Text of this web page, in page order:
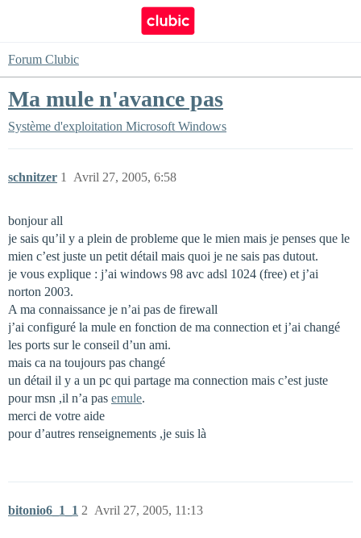
Forum Clubic
Ma mule n'avance pas
Système d'exploitation Microsoft Windows
schnitzer Avril 27, 2005, 6:58
1
bonjour all
je sais qu’il y a plein de probleme que le mien mais je penses que le
mien c’est juste un petit détail mais quoi je ne sais pas dutout.
je vous explique : j’ai windows 98 avc adsl 1024 (free) et j’ai
norton 2003.
A ma connaissance je n’ai pas de firewall
j’ai configuré la mule en fonction de ma connection et j’ai changé
les ports sur le conseil d’un ami.
mais ca na toujours pas changé
un détail il y a un pc qui partage ma connection mais c’est juste
pour msn ,il n’a pas emule.
merci de votre aide
pour d’autres renseignements ,je suis là
bitonio6_1_1 Avril 27, 2005, 11:13
2